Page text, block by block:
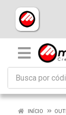
INÍCIO